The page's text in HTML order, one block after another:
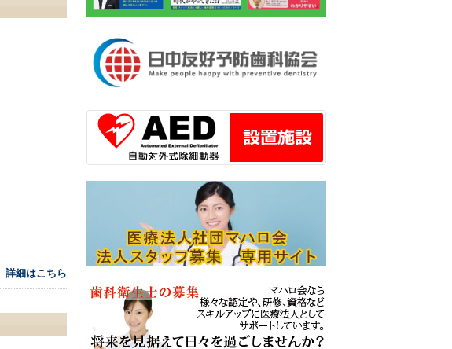
詳細はこちら